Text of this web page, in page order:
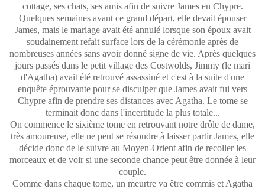
cottage, ses chats, ses amis afin de suivre James en Chypre.
Quelques semaines avant ce grand départ, elle devait épouser
James, mais le mariage avait été annulé lorsque son époux avait
soudainement refait surface lors de la cérémonie après de
nombreuses années sans avoir donné signe de vie. Après quelques
jours passés dans le petit village des Costwolds, Jimmy (le mari
d'Agatha) avait été retrouvé assassiné et c'est à la suite d'une
enquête éprouvante pour se disculper que James avait fui vers
Chypre afin de prendre ses distances avec Agatha. Le tome se
terminait donc dans l'incertitude la plus totale...
On commence le sixième tome en retrouvant notre drôle de dame,
très amoureuse, elle ne peut se résoudre à laisser partir James, elle
décide donc de le suivre au Moyen-Orient afin de recoller les
morceaux et de voir si une seconde chance peut être donnée à leur
couple.
Comme dans chaque tome, un meurtre va être commis et Agatha